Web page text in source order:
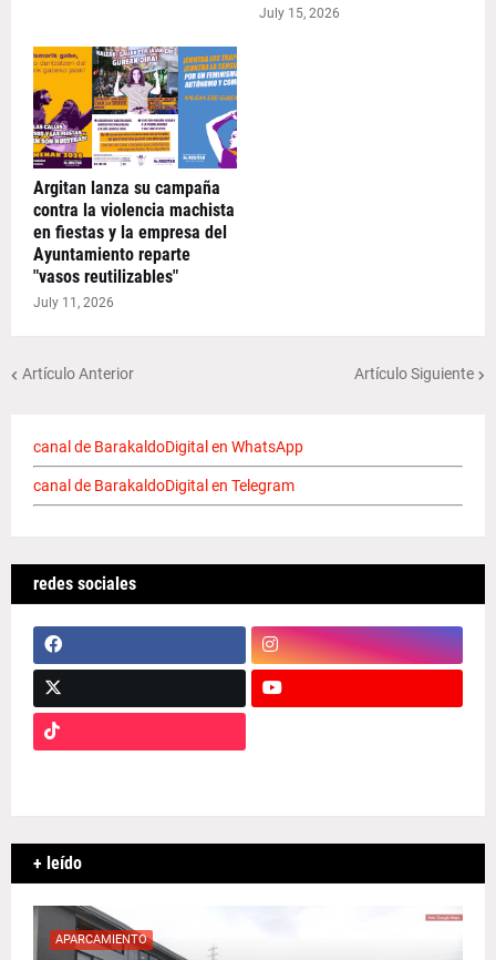
July 15, 2026
Argitan lanza su campaña
contra la violencia machista
en fiestas y la empresa del
Ayuntamiento reparte
"vasos reutilizables"
July 11, 2026
Artículo Anterior Artículo Siguiente
canal de BarakaldoDigital en WhatsApp
canal de BarakaldoDigital en Telegram
redes sociales
+ leído
APARCAMIENTO